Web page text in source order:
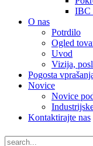
IBC
O nas
Potrdilo
Ogled
Uvod
Vizija,
Pogosta
Novice
Novice
Kontaktirajte nas